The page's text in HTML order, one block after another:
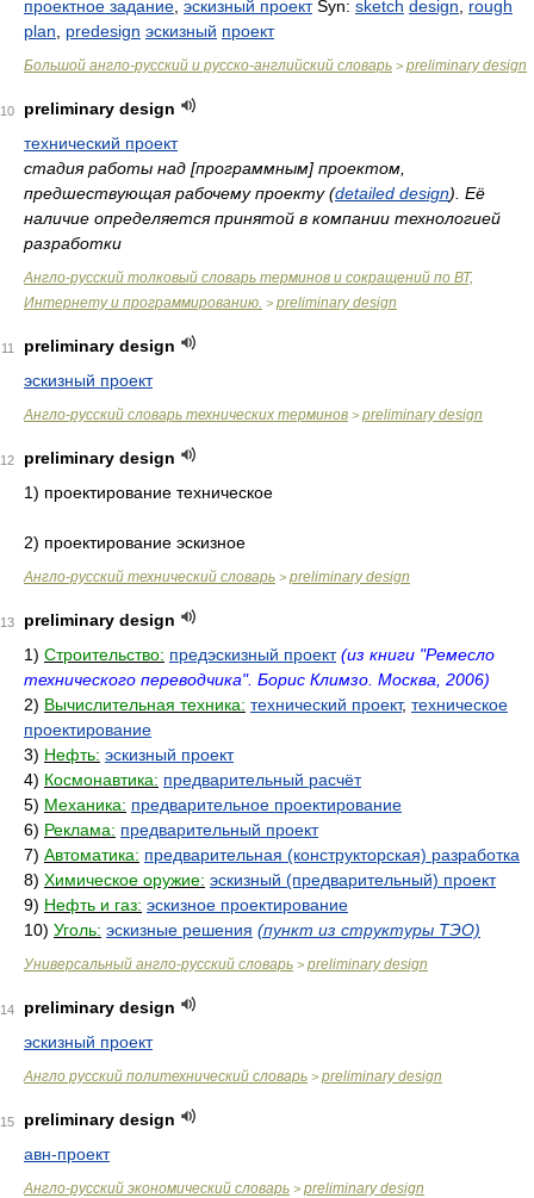
проектное задание эскизный проектSyn: sketch design
rough
plan
predesign эскизный проект
Большой англо-русский и русско-английский словарь > preliminary design
10
preliminary design
технический проект
стадия работы над [программным] проектом,
предшествующая рабочему проекту (detailed design). Её
наличие определяется принятой в компании технологией
разработки
Англо-русский толковый словарь терминов и сокращений по ВТ,
Интернету и программированию. > preliminary design
11
preliminary design
эскизный проект
Англо-русский словарь технических терминов > preliminary design
12
preliminary design
1) проектирование техническое
2) проектирование эскизное
Англо-русский технический словарь > preliminary design
13
preliminary design
1) Строительство: предэскизный проект (из книги "Ремесло
технического переводчика". Борис Климзо. Москва, 2006)
2) Вычислительная техника: технический проект, техническое
проектирование
3) Нефть: эскизный проект
4) Космонавтика: предварительный расчёт
5) Механика: предварительное проектирование
6) Реклама: предварительный проект
7) Автоматика: предварительная (конструкторская) разработка
8) Химическое оружие: эскизный (предварительный) проект
9) Нефть и газ: эскизное проектирование
10) Уголь: эскизные решения (пункт из структуры ТЭО)
Универсальный англо-русский словарь > preliminary design
14
preliminary design
эскизный проект
Англо русский политехнический словарь > preliminary design
15
preliminary design
авн-проект
Англо-русский экономический словарь > preliminary design